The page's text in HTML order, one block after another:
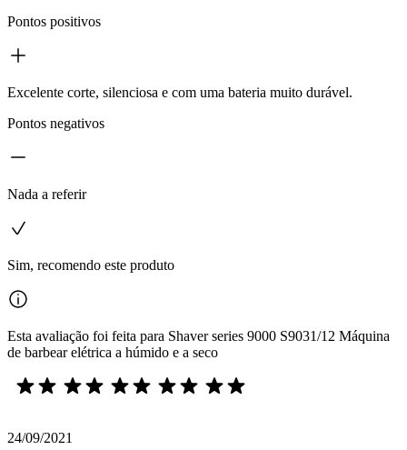
Pontos positivos
Excelente corte, silenciosa e com uma bateria muito durável.
Pontos negativos
Nada a referir
Sim, recomendo este produto
Esta avaliação foi feita para Shaver series 9000 S9031/12 Máquina
de barbear elétrica a húmido e a seco
24/09/2021